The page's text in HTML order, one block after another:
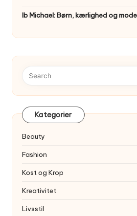
Ib Michael: Børn, kærlighed og
Kategorier
Beauty
Fashion
Kost og Krop
Kreativitet
Livsstil